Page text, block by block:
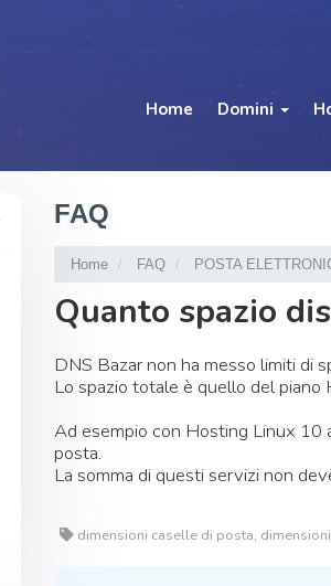
Home Domini
FAQ
Home FAQ POSTA
Quanto spazio
DNS Bazar non ha messo limiti di
Lo spazio totale è quello del piano
Ad esempio con Hosting Linux 10
posta.
La somma di questi servizi non
dimensioni caselle di posta,